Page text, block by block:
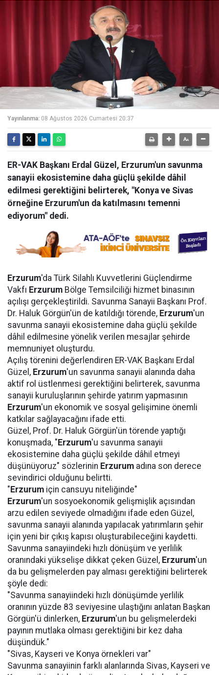
Yayınlanma: 08 Ağustos 2026 Cumartesi 20:37
ER-VAK Başkanı Erdal Güzel, Erzurum'un savunma
sanayii ekosistemine daha güçlü şekilde dâhil
edilmesi gerektiğini belirterek, "Konya ve Sivas
örneğine Erzurum'un da katılmasını temenni
ediyorum" dedi.
Erzurum'da Türk Silahlı Kuvvetlerini Güçlendirme
Vakfı Erzurum Bölge Temsilciliği hizmet binasının
açılışı gerçekleştirildi. Savunma Sanayii Başkanı Prof.
Dr. Haluk Görgün'ün de katıldığı törende, Erzurum'un
savunma sanayii ekosistemine daha güçlü şekilde
dâhil edilmesine yönelik verilen mesajlar şehirde
memnuniyet oluşturdu.
Açılış törenini değerlendiren ER-VAK Başkanı Erdal
Güzel, Erzurum'un savunma sanayii alanında daha
aktif rol üstlenmesi gerektiğini belirterek, savunma
sanayii kuruluşlarının şehirde yatırım yapmasının
Erzurum'un ekonomik ve sosyal gelişimine önemli
katkılar sağlayacağını ifade etti.
Güzel, Prof. Dr. Haluk Görgün'ün törende yaptığı
konuşmada, " Erzurum'u savunma sanayii
ekosistemine daha güçlü şekilde dâhil etmeyi
düşünüyoruz" sözlerinin Erzurum adına son derece
sevindirici olduğunu belirtti.
" Erzurum için cansuyu niteliğinde"
Erzurum'un sosyoekonomik gelişmişlik açısından
arzu edilen seviyede olmadığını ifade eden Güzel,
savunma sanayii alanında yapılacak yatırımların şehir
için yeni bir çıkış kapısı oluşturabileceğini kaydetti.
Savunma sanayiindeki hızlı dönüşüm ve yerlilik
oranındaki yükselişe dikkat çeken Güzel, Erzurum'un
da bu gelişmelerden pay alması gerektiğini belirterek
şöyle dedi:
"Savunma sanayiindeki hızlı dönüşümde yerlilik
oranının yüzde 83 seviyesine ulaştığını anlatan Başkan
Görgün'ü dinlerken, Erzurum'un bu gelişmelerdeki
payının mutlaka olması gerektiğini bir kez daha
düşündük."
"Sivas, Kayseri ve Konya örnekleri var"
Savunma sanayiinin farklı alanlarında Sivas, Kayseri ve